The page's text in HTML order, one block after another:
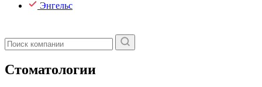
Энгельс
Стоматологии